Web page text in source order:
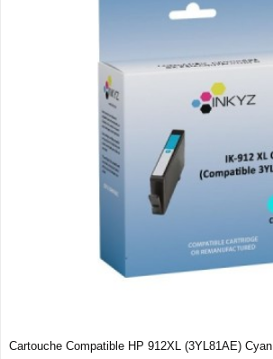
Cartouche Compatible HP 912XL (3YL81AE) Cyan